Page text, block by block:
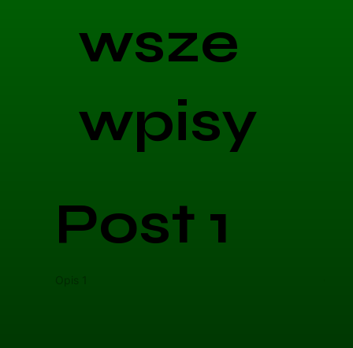
wsze
wpisy
Post 1
Opis 1